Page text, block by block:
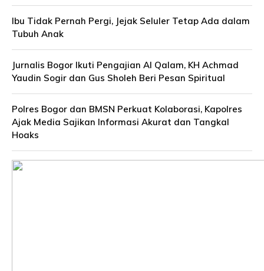
Ibu Tidak Pernah Pergi, Jejak Seluler Tetap Ada dalam
Tubuh Anak
Jurnalis Bogor Ikuti Pengajian Al Qalam, KH Achmad
Yaudin Sogir dan Gus Sholeh Beri Pesan Spiritual
Polres Bogor dan BMSN Perkuat Kolaborasi, Kapolres
Ajak Media Sajikan Informasi Akurat dan Tangkal
Hoaks